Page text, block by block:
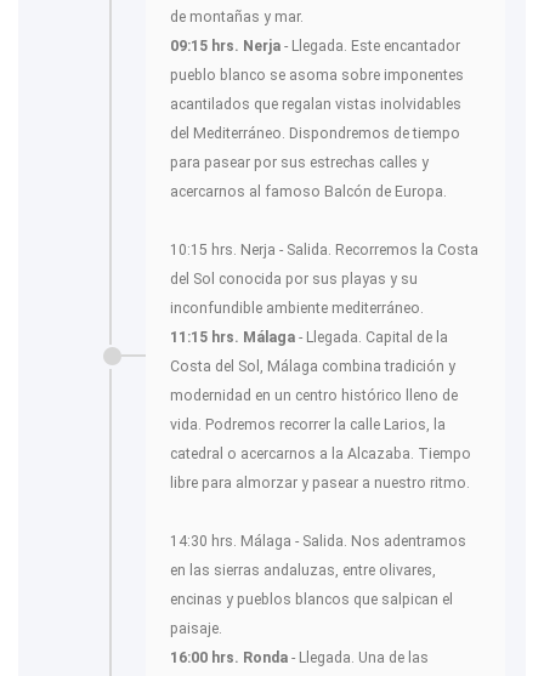
de montañas y mar.
09:15 hrs. Nerja - Llegada. Este encantador
pueblo blanco se asoma sobre imponentes
acantilados que regalan vistas inolvidables
del Mediterráneo. Dispondremos de tiempo
para pasear por sus estrechas calles y
acercarnos al famoso Balcón de Europa.
10:15 hrs. Nerja - Salida. Recorremos la Costa
del Sol conocida por sus playas y su
inconfundible ambiente mediterráneo.
11:15 hrs. Málaga - Llegada. Capital de la
Costa del Sol, Málaga combina tradición y
modernidad en un centro histórico lleno de
vida. Podremos recorrer la calle Larios, la
catedral o acercarnos a la Alcazaba. Tiempo
libre para almorzar y pasear a nuestro ritmo.
14:30 hrs. Málaga - Salida. Nos adentramos
en las sierras andaluzas, entre olivares,
encinas y pueblos blancos que salpican el
paisaje.
16:00 hrs. Ronda - Llegada. Una de las